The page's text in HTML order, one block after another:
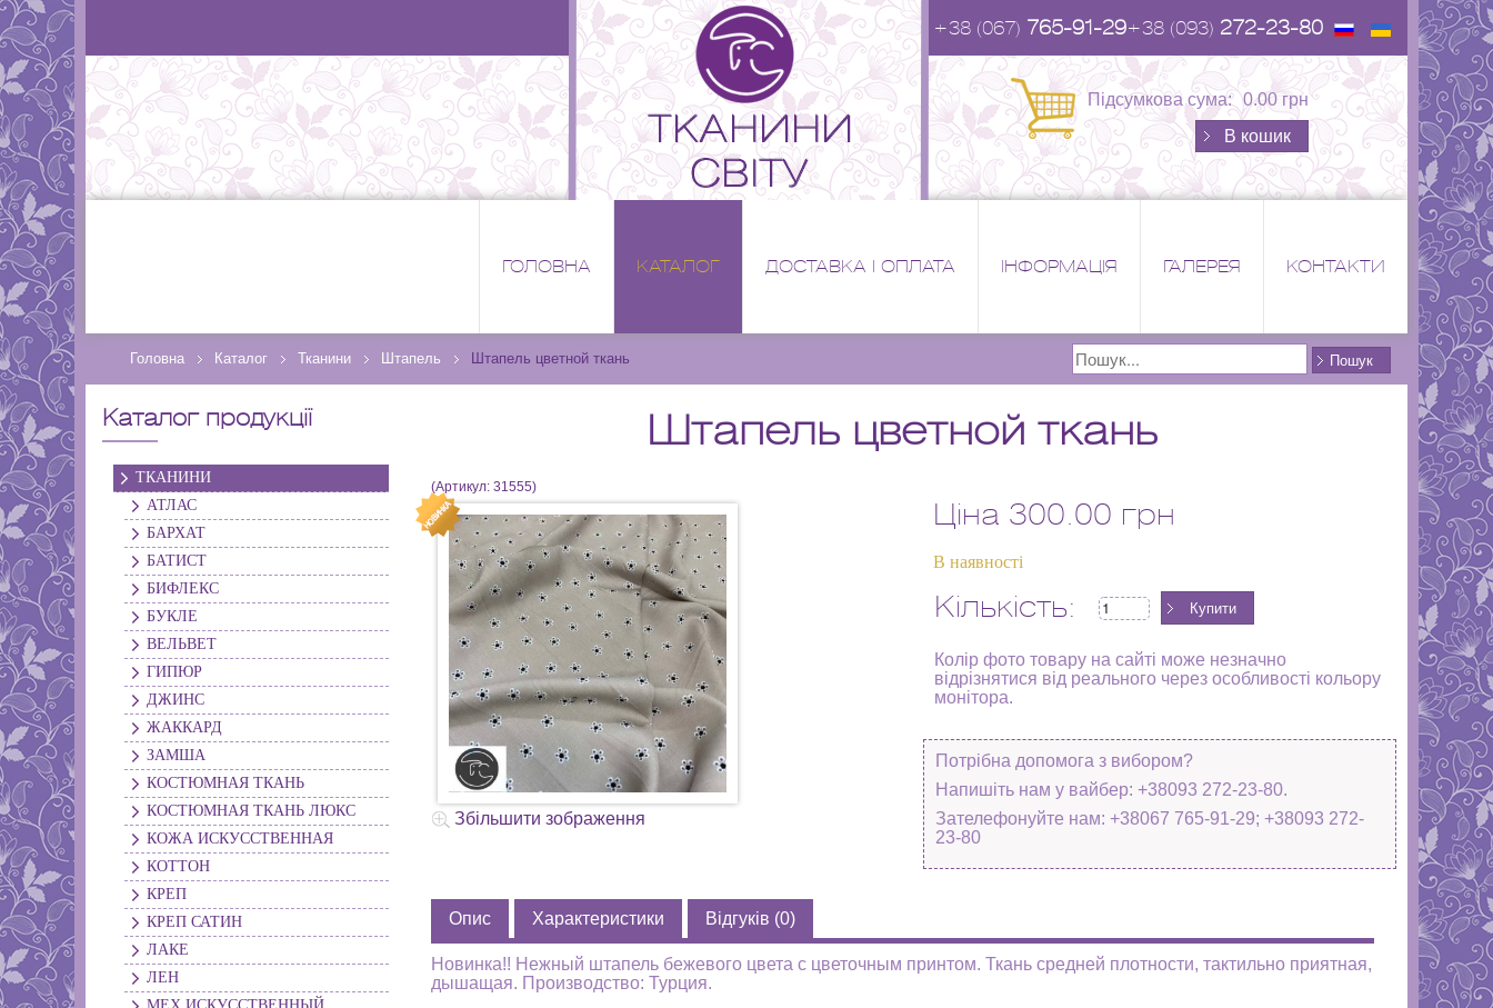
+38 (067) 765-91-29+38 (093) 272-23-80
Підсумкова сума: 0.00 грн
В кошик
ГОЛОВНА КАТАЛОГ ДОСТАВКА І ОПЛАТА ІНФОРМАЦІЯ ГАЛЕРЕЯ КОНТАКТИ
Головна Каталог Тканини Штапель Штапель цветной ткань
Поиск
Пошук
Каталог продукції
ТКАНИНИ
АТЛАС
БАРХАТ
БАТИСТ
БИФЛЕКС
БУКЛЕ
ВЕЛЬВЕТ
ГИПЮР
ДЖИНС
ЖАККАРД
ЗАМША
КОСТЮМНАЯ ТКАНЬ
КОСТЮМНАЯ ТКАНЬ ЛЮКС
КОЖА ИСКУССТВЕННАЯ
КОТТОН
КРЕП
КРЕП САТИН
ЛАКЕ
ЛЕН
Штапель цветной ткань
(Артикул:31555)
Збільшити зображення
Ціна 300.00 грн
В наявності
Кількість:
Колір фото товару на сайті може незначно
відрізнятися від реального через особливості кольору
монітора.
Потрібна допомога з вибором?
Напишіть нам у вайбер: +38093 272-23-80.
Зателефонуйте нам: +38067 765-91-29; +38093 272-
23-80
Опис Характеристики Відгуків (0)
Новинка!! Нежный штапель бежевого цвета с цветочным принтом. Ткань средней плотности, тактильно приятная,
дышащая. Производство: Турция.